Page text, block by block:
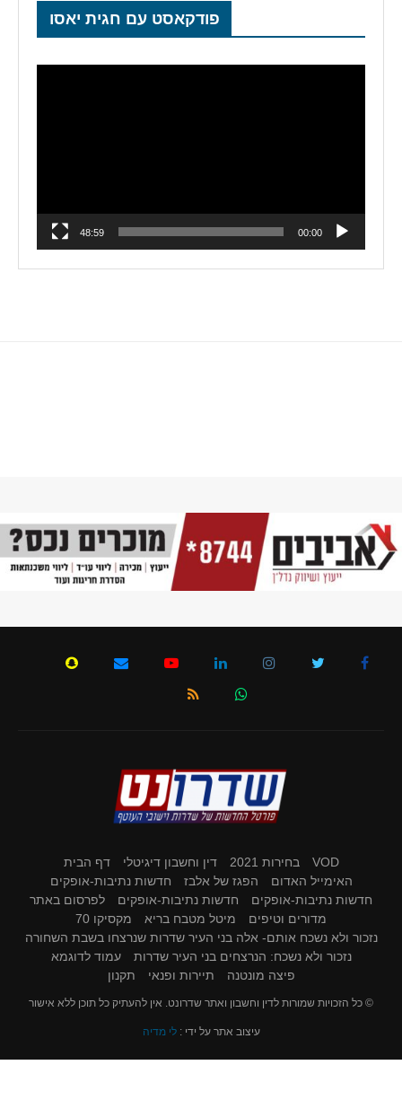
פודקאסט עם חגית יאסו
00:00
48:59
VOD בחירות 2021 דין וחשבון דיגיטלי
דף הבית
האימייל האדום
הפגז של אלבז
חדשות נתיבות-אופקים
חדשות נתיבות-אופקים
חדשות נתיבות-אופקים
לפרסום באתר
מדורים וטיפים
מיטל מטבח בריא
מקסיקו 70
נזכור ולא נשכח אותם- אלה בני העיר שדרות שנרצחו בשבת השחורה
נזכור ולא נשכח: הנרצחים בני העיר שדרות
עמוד לדוגמא
פיצה מונטנה
תיירות ופנאי תקנון
© כל הזכויות שמורות לדין וחשבון ואתר שדרונט. אין להעתיק כל תוכן ללא אישור
עיצוב אתר על ידי :לי מדיה